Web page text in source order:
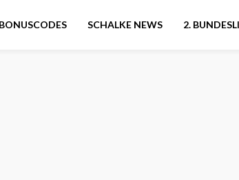
BONUSCODES SCHALKE NEWS 2.